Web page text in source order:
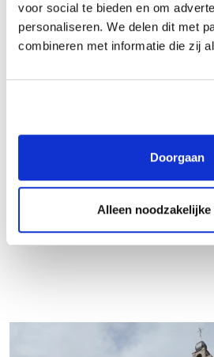
voor social te bieden en om
personaliseren. We delen dit met
combineren met informatie die zij
Doorgaan
Alleen
Management en Presentation
coach/mentor. Naarmate je verder
met grotere organisaties en
Accountmanager